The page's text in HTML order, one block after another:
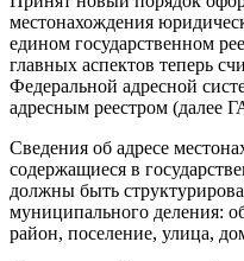
местонахождения
едином государственном
главных аспектов теперь
Федеральной адресной
адресным реестром (далее
Сведения об адресе
содержащиеся в
должны быть
муниципального деления:
район, поселение, улица,